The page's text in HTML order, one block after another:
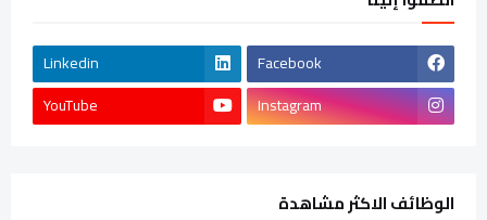
Facebook
Linkedin
Instagram
YouTube
الوظائف الاكثر مشاهدة